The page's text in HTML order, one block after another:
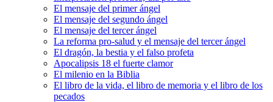
El mensaje del primer ángel
El mensaje del segundo ángel
El mensaje del tercer ángel
La reforma pro-salud y el mensaje del tercer ángel
El dragón, la bestia y el falso profeta
Apocalipsis 18 el fuerte clamor
El milenio en la Biblia
El libro de la vida, el libro de memoria y el libro de los
pecados